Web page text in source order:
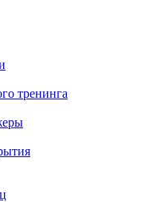
тренинга